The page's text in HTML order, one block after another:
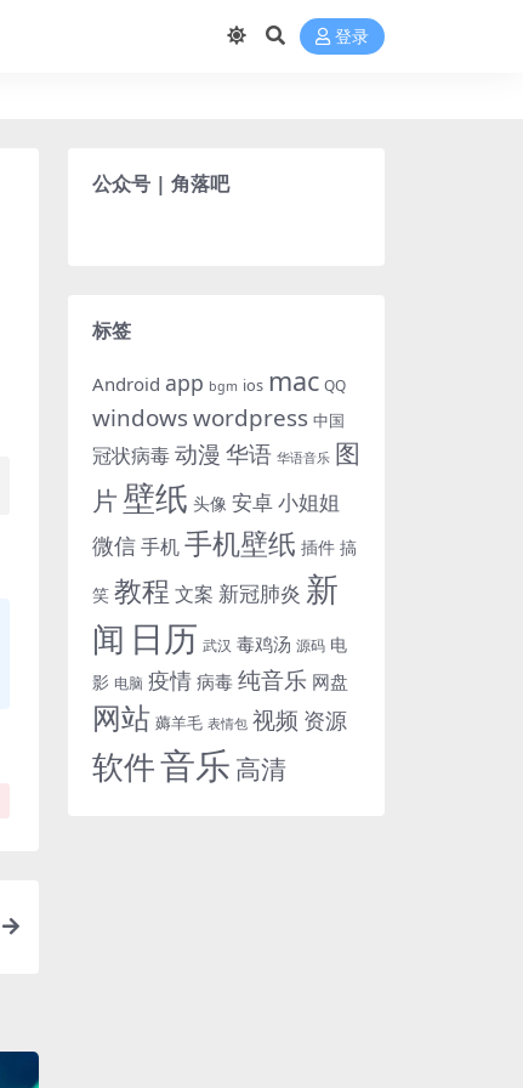
登录
公众号 | 角落吧
标签
Android app bgm ios mac QQ
windowswordpress 中国
冠状病毒动漫 华语 华语音乐 图
片 壁纸 头像 安卓小姐姐
微信手机手机壁纸 插件 搞
笑 教程 文案 新冠肺炎 新
闻 日历 武汉 毒鸡汤 源码 电
影 电脑 疫情 病毒 纯音乐 网盘
网站 薅羊毛 表情包 视频 资源
软件音乐 高清